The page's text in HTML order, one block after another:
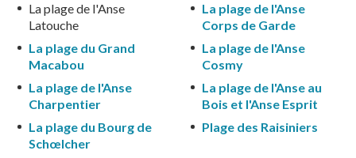
La plage de l'Anse
Latouche
La plage de l'Anse
Corps de Garde
La plage du Grand
Macabou
La plage de l'Anse
Cosmy
La plage de l'Anse
Charpentier
La plage de l'Anse au
Bois et l'Anse Esprit
La plage du Bourg de
Schœlcher
Plage des Raisiniers